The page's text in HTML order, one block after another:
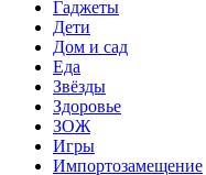
Гаджеты
Дети
Дом и сад
Еда
Звёзды
Здоровье
ЗОЖ
Игры
Импортозамещение